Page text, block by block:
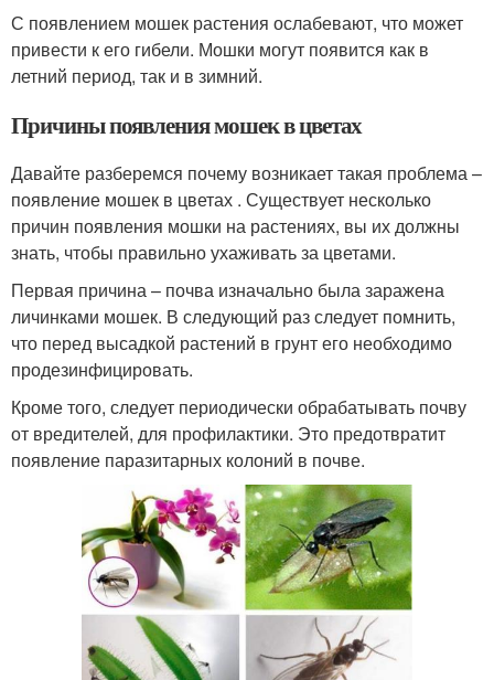
С появлением мошек растения ослабевают, что может
привести к его гибели. Мошки могут появится как в
летний период, так и в зимний.
Причины появления мошек в цветах
Давайте разберемся почему возникает такая проблема –
появление мошек в цветах . Существует несколько
причин появления мошки на растениях, вы их должны
знать, чтобы правильно ухаживать за цветами.
Первая причина – почва изначально была заражена
личинками мошек. В следующий раз следует помнить,
что перед высадкой растений в грунт его необходимо
продезинфицировать.
Кроме того, следует периодически обрабатывать почву
от вредителей, для профилактики. Это предотвратит
появление паразитарных колоний в почве.